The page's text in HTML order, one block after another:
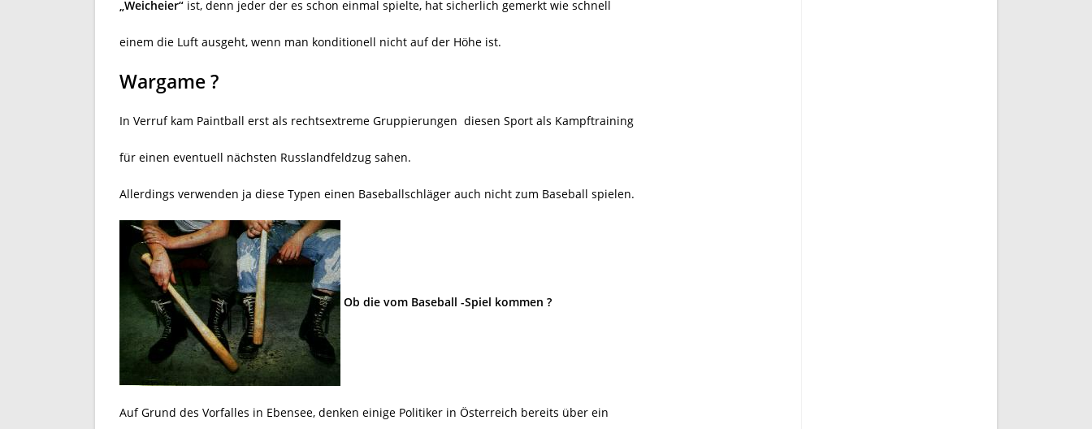
„Weicheier“ ist, denn jeder der es schon einmal spielte, hat sicherlich gemerkt wie schnell
einem die Luft ausgeht, wenn man konditionell nicht auf der Höhe ist.
Wargame ?
In Verruf kam Paintball erst als rechtsextreme Gruppierungen diesen Sport als Kampftraining
für einen eventuell nächsten Russlandfeldzug sahen.
Allerdings verwenden ja diese Typen einen Baseballschläger auch nicht zum Baseball spielen.
Ob die vom Baseball -Spiel kommen ?
Auf Grund des Vorfalles in Ebensee, denken einige Politiker in Österreich bereits über ein